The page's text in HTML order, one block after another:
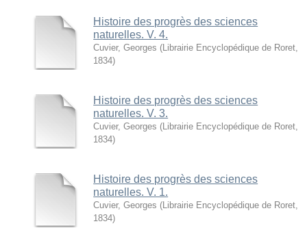
Histoire des progrès des sciences
naturelles. V. 4.
Cuvier, Georges ( Librairie Encyclopédique de Roret
1834)
Histoire des progrès des sciences
naturelles. V. 3.
Cuvier, Georges ( Librairie Encyclopédique de Roret
1834)
Histoire des progrès des sciences
naturelles. V. 1.
Cuvier, Georges ( Librairie Encyclopédique de Roret
1834)